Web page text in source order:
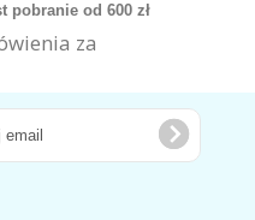
pobranie od 600 zł
za